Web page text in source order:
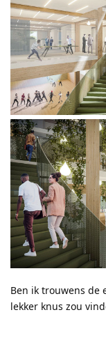
Ben ik trouwens de
lekker knus zou